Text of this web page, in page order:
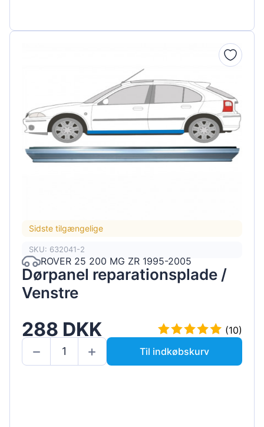
Sidste tilgængelige
SKU: 632041-2
ROVER 25 200 MG ZR 1995-2005
Dørpanel reparationsplade /
Venstre
288 DKK
(10)
Til indkøbskurv